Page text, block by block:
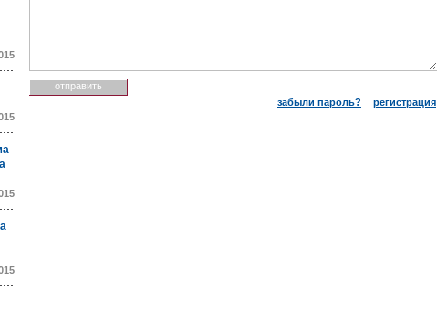
забыли пароль? регистрация